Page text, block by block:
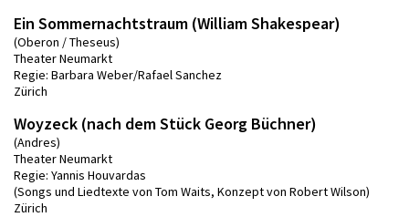
Ein Sommernachtstraum (William Shakespear)
(Oberon / Theseus)
Theater Neumarkt
Regie: Barbara Weber/Rafael Sanchez
Zürich
Woyzeck (nach dem Stück Georg Büchner)
(Andres)
Theater Neumarkt
Regie: Yannis Houvardas
(Songs und Liedtexte von Tom Waits, Konzept von Robert Wilson)
Zürich